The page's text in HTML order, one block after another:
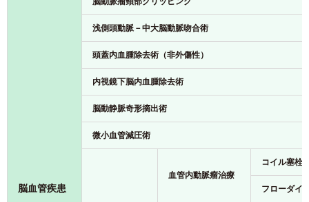
脳血管疾患
浅側頭動脈－中大脳動脈吻合術
頭蓋内血腫除去術（非外傷性）
内視鏡下脳内血腫除去術
脳動静脈奇形摘出術
微小血管減圧術
血管内動脈瘤治療
コイル塞栓
フローダイ